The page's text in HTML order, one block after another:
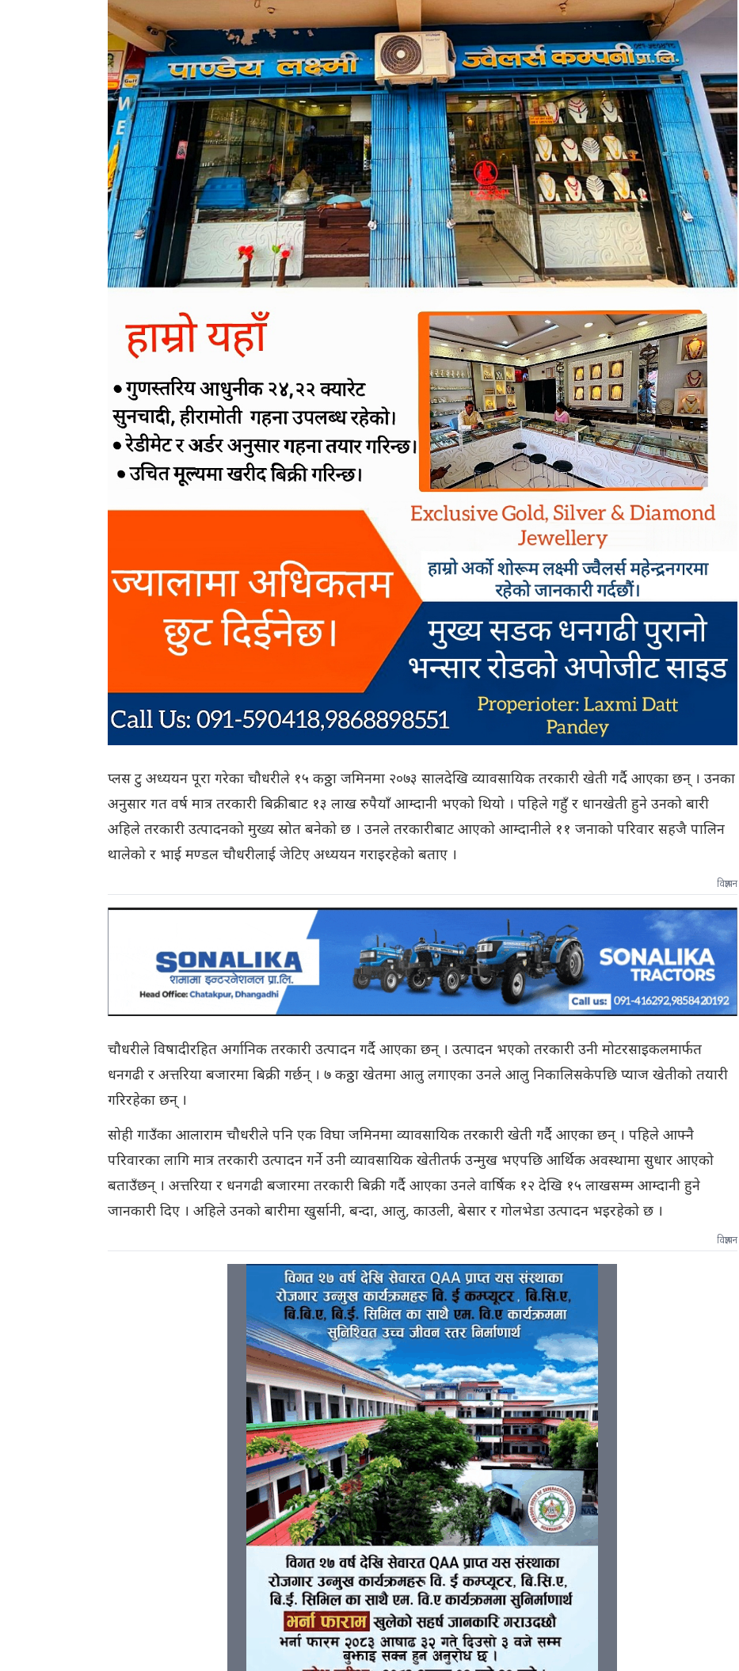
प्लस टु अध्ययन पूरा गरेका चौधरीले १५ कठ्ठा जमिनमा २०७३ सालदेखि व्यावसायिक तरकारी खेती गर्दै आएका छन् । उनका
अनुसार गत वर्ष मात्र तरकारी बिक्रीबाट १३ लाख रुपैयाँ आम्दानी भएको थियो । पहिले गहुँ र धानखेती हुने उनको बारी
अहिले तरकारी उत्पादनको मुख्य स्रोत बनेको छ । उनले तरकारीबाट आएको आम्दानीले ११ जनाको परिवार सहजै पालिन
थालेको र भाई मण्डल चौधरीलाई जेटिए अध्ययन गराइरहेको बताए ।
विज्ञापन
चौधरीले विषादीरहित अर्गानिक तरकारी उत्पादन गर्दै आएका छन् । उत्पादन भएको तरकारी उनी मोटरसाइकलमार्फत
धनगढी र अत्तरिया बजारमा बिक्री गर्छन् । ७ कठ्ठा खेतमा आलु लगाएका उनले आलु निकालिसकेपछि प्याज खेतीको तयारी
गरिरहेका छन् ।
सोही गाउँका आलाराम चौधरीले पनि एक विघा जमिनमा व्यावसायिक तरकारी खेती गर्दै आएका छन् । पहिले आफ्नै
परिवारका लागि मात्र तरकारी उत्पादन गर्ने उनी व्यावसायिक खेतीतर्फ उन्मुख भएपछि आर्थिक अवस्थामा सुधार आएको
बताउँछन् । अत्तरिया र धनगढी बजारमा तरकारी बिक्री गर्दै आएका उनले वार्षिक १२ देखि १५ लाखसम्म आम्दानी हुने
जानकारी दिए । अहिले उनको बारीमा खुर्सानी, बन्दा, आलु, काउली, बेसार र गोलभेडा उत्पादन भइरहेको छ ।
विज्ञापन